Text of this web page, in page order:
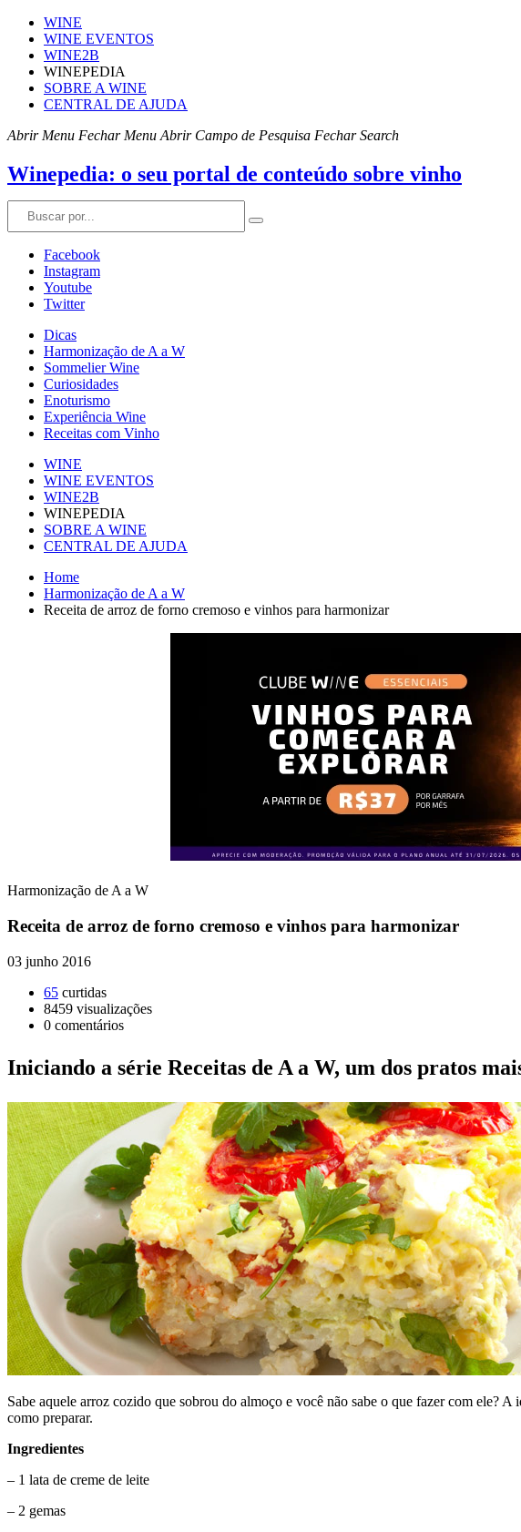
WINE
WINE EVENTOS
WINE2B
WINEPEDIA
SOBRE A WINE
CENTRAL DE AJUDA
Abrir Menu Fechar Menu Abrir Campo de Pesquisa Fechar Search
Winepedia: o seu portal de conteúdo sobre vinho
Facebook
Instagram
Youtube
Twitter
Dicas
Harmonização de A a W
Sommelier Wine
Curiosidades
Enoturismo
Experiência Wine
Receitas com Vinho
WINE
WINE EVENTOS
WINE2B
WINEPEDIA
SOBRE A WINE
CENTRAL DE AJUDA
Home
Harmonização de A a W
Receita de arroz de forno cremoso e vinhos para harmonizar
Harmonização de A a W
Receita de arroz de forno cremoso e vinhos para harmonizar
03 junho 2016
65 curtidas
8459 visualizações
0 comentários
Iniciando a série Receitas de A a W, um dos pratos
Sabe aquele arroz cozido que sobrou do almoço e você não sabe o que fazer com ele?
como preparar.
Ingredientes
– 1 lata de creme de leite
– 2 gemas